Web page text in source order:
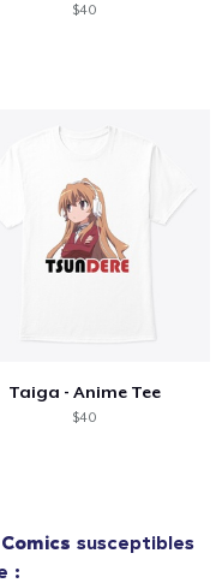
$40
Taiga - Anime Tee
$40
susceptibles
: